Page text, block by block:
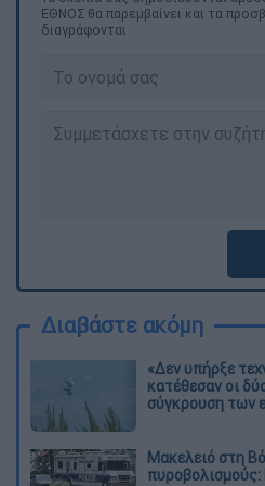
ΕΘΝΟΣ θα παρεμβαίνει και τα
διαγράφονται
Διαβάστε ακόμη
«Δεν υπήρξε
κατέθεσαν οι
σύγκρουση των
Μακελειό στη
πυροβολισμούς: